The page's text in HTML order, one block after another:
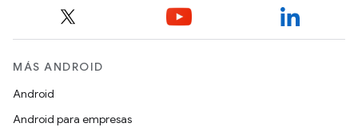
MÁS ANDROID
Android
Android para empresas